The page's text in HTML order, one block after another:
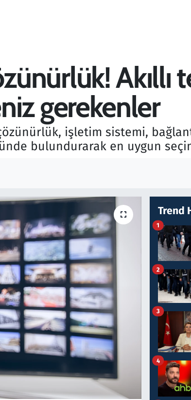
Akıllı
gerekenler
işletim sistemi,
bulundurarak en uygun
Trend
1
2
3
4